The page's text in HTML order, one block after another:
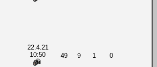
22.4.21
10:50
49 9 1 0